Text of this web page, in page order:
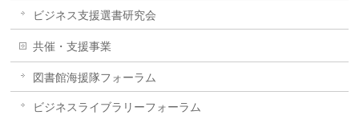
ビジネス支援選書研究会
共催・支援事業
図書館海援隊フォーラム
ビジネスライブラリーフォーラム